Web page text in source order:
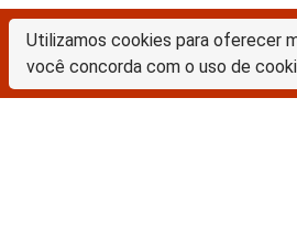
Utilizamos cookies para oferecer
você concorda com o uso de
Biblioteca Digital da Unicamp
Prédio da Biblioteca Central